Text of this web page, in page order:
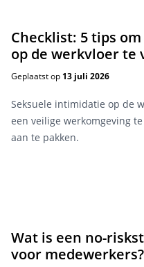
Checklist: 5 tips
op de werkvloer te
Geplaatst op 13 juli 2026
Seksuele intimidatie op de
een veilige werkomgeving
aan te pakken.
Wat is een no-
voor medewerkers?